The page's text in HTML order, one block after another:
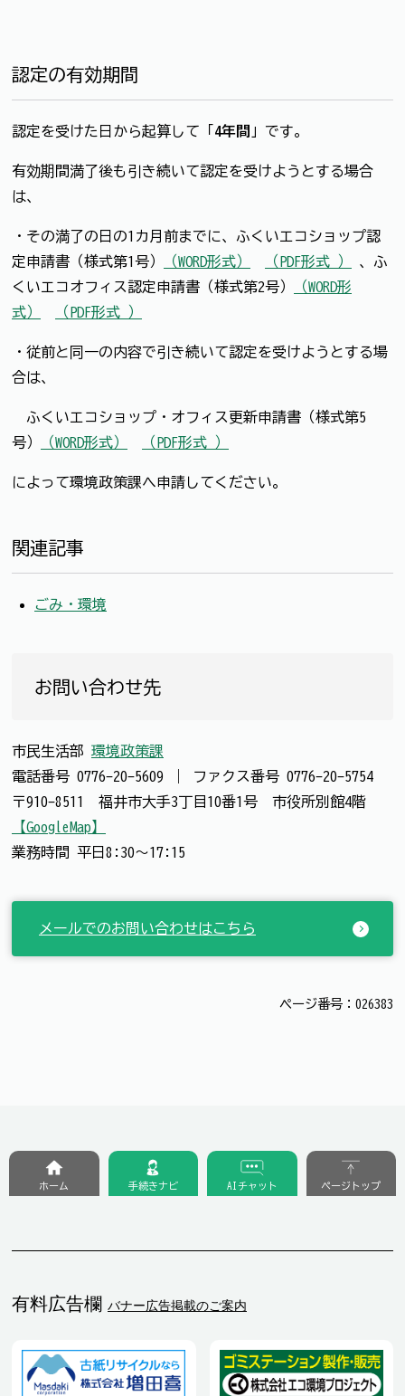
認定の有効期間
認定を受けた日から起算して「 4年間 」です。
有効期間満了後も引き続いて認定を受けようとする場合
は、
・その満了の日の1カ月前までに、ふくいエコショップ認
定申請書（様式第1号）
（WORD形式） （PDF形式 ）
、ふ
くいエコオフィス認定申請書（様式第2号）
（WORD形
式）
（PDF形式 ）
・従前と同一の内容で引き続いて認定を受けようとする場
合は、
ふくいエコショップ・オフィス更新申請書（様式第5
号）
（WORD形式） （PDF形式 ）
によって環境政策課へ申請してください。
関連記事
ごみ・環境
お問い合わせ先
市民生活部 環境政策課
電話番号 0776-20-5609 ファクス番号 0776-20-5754
〒910-8511 福井市大手3丁目10番1号 市役所別館4階
【GoogleMap】
業務時間 平日8:30～17:15
メールでのお問い合わせはこちら
ページ番号：026383
有料広告欄 バナー広告掲載のご案内
ホーム 手続きナビ AIチャット ページトップ